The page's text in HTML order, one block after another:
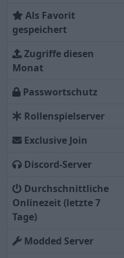
Als Favorit
gespeichert
Zugriffe diesen
Monat
Passwortschutz
Rollenspielserver
Exclusive Join
Discord-Server
Durchschnittliche
Onlinezeit (letzte 7
Tage)
Modded Server